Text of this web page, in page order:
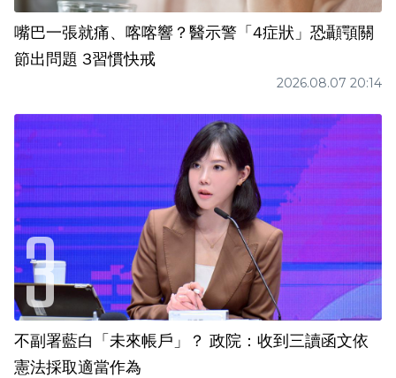
嘴巴一張就痛、喀喀響？醫示警「4症狀」恐顳顎關
節出問題 3習慣快戒
2026.08.07 20:14
不副署藍白「未來帳戶」？ 政院：收到三讀函文依
憲法採取適當作為